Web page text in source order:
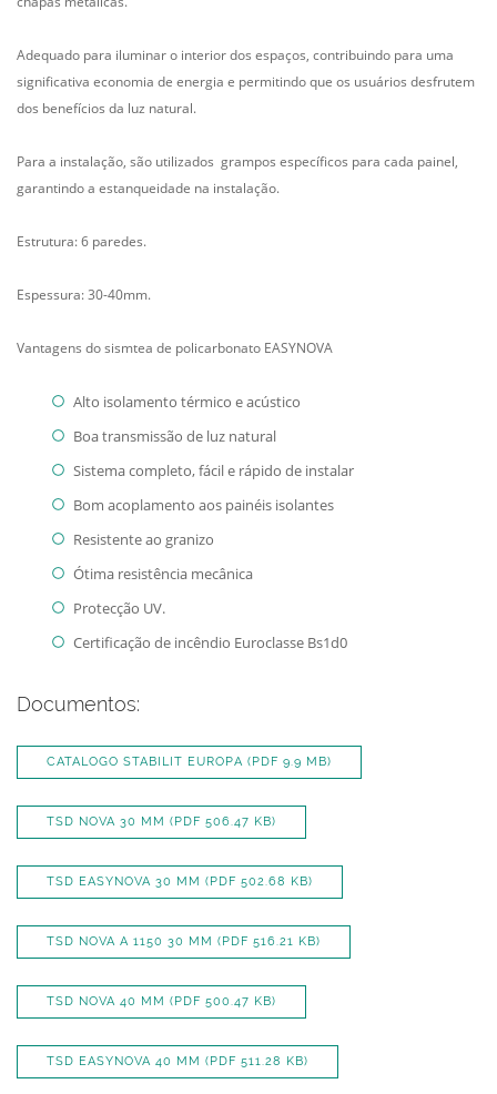
Adequado para iluminar o interior dos espaços, contribuindo para uma
significativa economia de energia e permitindo que os usuários desfrutem
dos benefícios da luz natural.
Para a instalação, são utilizados grampos específicos para cada painel,
garantindo a estanqueidade na instalação.
Estrutura: 6 paredes.
Espessura: 30-40mm.
Vantagens do sismtea de policarbonato EASYNOVA
Alto isolamento térmico e acústico
Boa transmissão de luz natural
Sistema completo, fácil e rápido de instalar
Bom acoplamento aos painéis isolantes
Resistente ao granizo
Ótima resistência mecânica
Protecção UV.
Certificação de incêndio Euroclasse Bs1d0
Documentos:
CATALOGO STABILIT EUROPA (PDF 9.9 MB)
TSD NOVA 30 MM (PDF 506.47 KB)
TSD EASYNOVA 30 MM (PDF 502.68 KB)
TSD NOVA A 1150 30 MM (PDF 516.21 KB)
TSD NOVA 40 MM (PDF 500.47 KB)
TSD EASYNOVA 40 MM (PDF 511.28 KB)